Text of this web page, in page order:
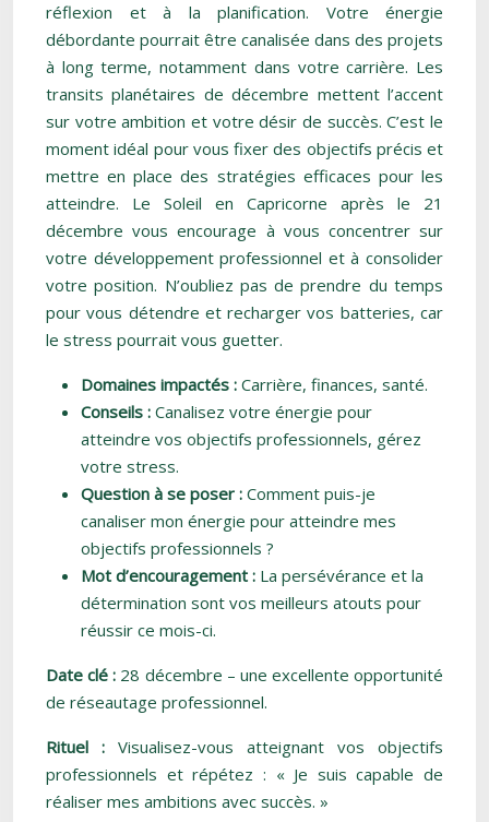
réflexion et à la planification. Votre énergie
débordante pourrait être canalisée dans des projets
à long terme, notamment dans votre carrière. Les
transits planétaires de décembre mettent l’accent
sur votre ambition et votre désir de succès. C’est le
moment idéal pour vous fixer des objectifs précis et
mettre en place des stratégies efficaces pour les
atteindre. Le Soleil en Capricorne après le 21
décembre vous encourage à vous concentrer sur
votre développement professionnel et à consolider
votre position. N’oubliez pas de prendre du temps
pour vous détendre et recharger vos batteries, car
le stress pourrait vous guetter.
Domaines impactés : Carrière, finances, santé.
Conseils : Canalisez votre énergie pour
atteindre vos objectifs professionnels, gérez
votre stress.
Question à se poser : Comment puis-je
canaliser mon énergie pour atteindre mes
objectifs professionnels ?
Mot d’encouragement : La persévérance et la
détermination sont vos meilleurs atouts pour
réussir ce mois-ci.
Date clé : 28 décembre – une excellente opportunité
de réseautage professionnel.
Rituel : Visualisez-vous atteignant vos objectifs
professionnels et répétez : « Je suis capable de
réaliser mes ambitions avec succès. »